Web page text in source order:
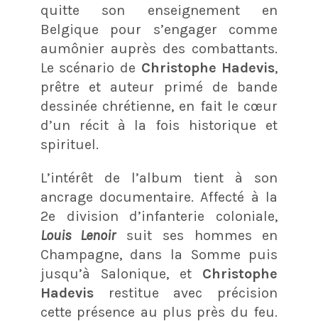
quitte son enseignement en
Belgique pour s’engager comme
aumônier auprès des combattants.
Le scénario de Christophe Hadevis,
prêtre et auteur primé de bande
dessinée chrétienne, en fait le cœur
d’un récit à la fois historique et
spirituel.
L’intérêt de l’album tient à son
ancrage documentaire. Affecté à la
2e division d’infanterie coloniale,
Louis Lenoirsuit ses hommes en
Champagne, dans la Somme puis
jusqu’à Salonique, et Christophe
Hadevisrestitue avec précision
cette présence au plus près du feu.